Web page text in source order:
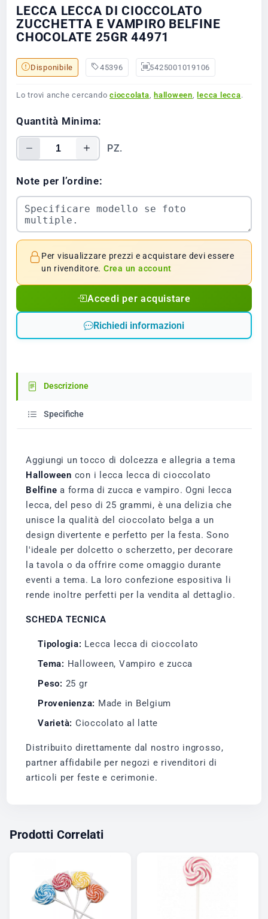
LECCA LECCA DI CIOCCOLATO
ZUCCHETTA E VAMPIRO BELFINE
CHOCOLATE 25GR 44971
Disponibile 45396 5425001019106
Lo trovi anche cercandocioccolata, halloween, lecca lecca.
Quantità Minima:
PZ.
Note per l’ordine:
Per visualizzare prezzi e acquistare devi essere
un rivenditore. Crea un account
Accedi per acquistare
Richiedi informazioni
Descrizione
Specifiche
Aggiungi un tocco di dolcezza e allegria a tema
Halloween con i lecca lecca di cioccolato
Belfine a forma di zucca e vampiro. Ogni lecca
lecca, del peso di 25 grammi, è una delizia che
unisce la qualità del cioccolato belga a un
design divertente e perfetto per la festa. Sono
l'ideale per dolcetto o scherzetto, per decorare
la tavola o da offrire come omaggio durante
eventi a tema. La loro confezione espositiva li
rende inoltre perfetti per la vendita al dettaglio.
SCHEDA TECNICA
Tipologia: Lecca lecca di cioccolato
Tema: Halloween, Vampiro e zucca
Peso: 25 gr
Provenienza: Made in Belgium
Varietà: Cioccolato al latte
Distribuito direttamente dal nostro ingrosso,
partner affidabile per negozi e rivenditori di
articoli per feste e cerimonie.
Prodotti Correlati